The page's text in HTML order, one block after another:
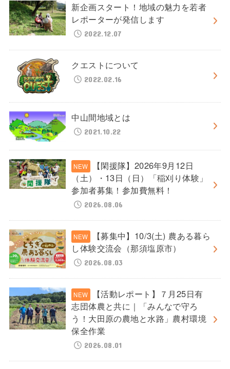
新企画スタート！地域の魅力を若者
レポーターが発信します
2022.12.07
クエストについて
2022.02.16
中山間地域とは
2021.10.22
【閑援隊】2026年9月12日
（土）・13日（日）「稲刈り体験」
参加者募集！参加費無料！
2026.08.06
【募集中】10/3(土) 農ある暮ら
し体験交流会（那須塩原市）
2026.08.03
【活動レポート】７月25日有
志団体農と共に｜「みんなで守ろ
う！大田原の農地と水路」農村環境
保全作業
2026.08.01